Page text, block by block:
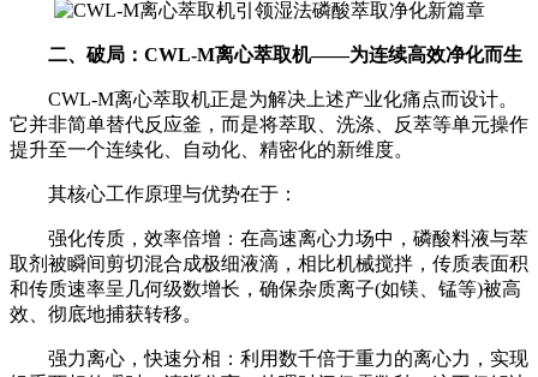
二、破局：CWL-M离心萃取机——为连续高效净化而生
CWL-M离心萃取机正是为解决上述产业化痛点而设计。
它并非简单替代反应釜，而是将萃取、洗涤、反萃等单元操作
提升至一个连续化、自动化、精密化的新维度。
其核心工作原理与优势在于：
强化传质，效率倍增：在高速离心力场中，磷酸料液与萃
取剂被瞬间剪切混合成极细液滴，相比机械搅拌，传质表面积
和传质速率呈几何级数增长，确保杂质离子(如镁、锰等)被高
效、彻底地捕获转移。
强力离心，快速分相：利用数千倍于重力的离心力，实现